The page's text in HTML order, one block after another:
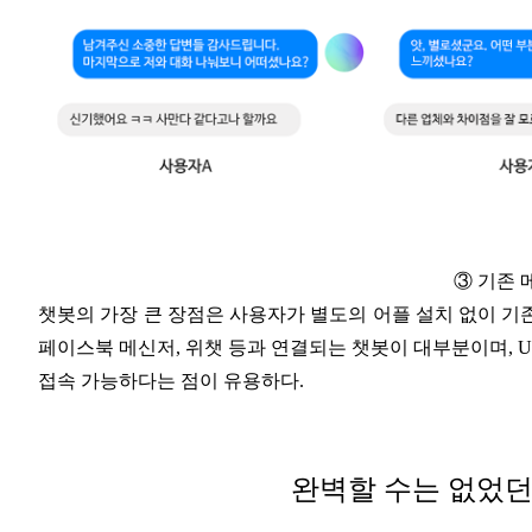
③ 기존
챗봇의 가장 큰 장점은 사용자가 별도의 어플 설치 없이
페이스북 메신저, 위챗 등과 연결되는 챗봇이 대부분이며,
접속 가능하다는 점이 유용하다.
완벽할 수는 없었